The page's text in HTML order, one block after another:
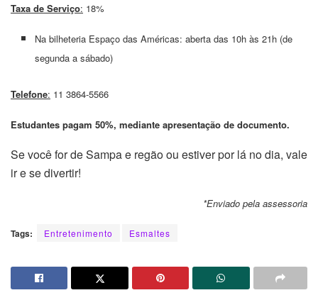
Taxa de Serviço: 18%
Na bilheteria Espaço das Américas: aberta das 10h às 21h (de
segunda a sábado)
Telefone: 11 3864-5566
Estudantes pagam 50%, mediante apresentação de documento.
Se você for de Sampa e regão ou estiver por lá no dia, vale
ir e se divertir!
*Enviado pela assessoria
Tags: Entretenimento Esmaltes